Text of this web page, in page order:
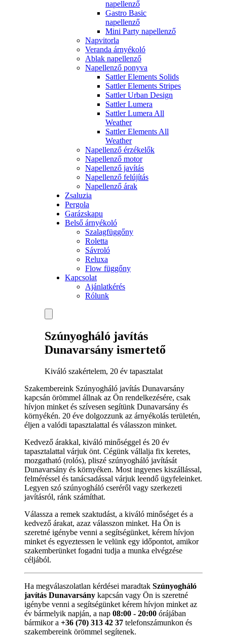
napellenző
Gastro Basic
napellenző
Mini Party napellenző
Napvitorla
Veranda árnyékoló
Ablak napellenző
Napellenző ponyva
Sattler Elements Solids
Sattler Elements Stripes
Sattler Urban Design
Sattler Lumera
Sattler Lumera All
Weather
Sattler Elements All
Weather
Napellenző érzékelők
Napellenző motor
Napellenző javítás
Napellenző felújítás
Napellenző árak
Zsaluzia
Pergola
Garázskapu
Belső árnyékoló
Szalagfüggőny
Roletta
Sávroló
Reluxa
Flow függőny
Kapcsolat
Ajánlatkérés
Rólunk
Szúnyogháló javítás
Dunavarsány ismertető
Kiváló szakértelem, 20 év tapasztalat
Szakembereink Szúnyogháló javítás Dunavarsány
kapcsán örömmel állnak az Ön rendelkezésére, csak
hívjon minket és szívesen segítünk Dunavarsány és
környékén. 20 éve dolgozzunk az árnyékolás területén,
éljen a valódi tapasztalattal és válasszon minket.
Kedvező árakkal, kiváló minőséggel és 20 év
tapasztalattal várjuk önt. Cégünk vállalja fix keretes,
mozgatható (rolós), pliszé szúnyogháló javítását
Dunavarsány és környéken. Most ingyenes kiszállással,
felméréssel és tanácsadással várjuk leendő ügyfeleinket.
Legyen szó szúnyogháló cseréről vagy szerkezeti
javításról, ránk számíthat.
Válassza a remek szaktudást, a kiváló minőséget és a
kedvező árakat, azaz válasszon minket. Ha Ön is
szeretné igénybe venni a segítségünket, kérem hívjon
minket és egyeztessen le velünk egy időpontot, amikor
szakemberünket fogadni tudja a munka elvégzése
céljából.
Ha megválaszolatlan kérdései maradtak Szúnyogháló
javítás Dunavarsány kapcsán vagy Ön is szeretné
igénybe venni a segítségünket kérem hívjon minket az
év bármelyik napján, a nap 08:00 - 20:00 órájában
bármikor a +36 (70) 313 42 37 telefonszámunkon és
szakembereink örömmel segítenek.